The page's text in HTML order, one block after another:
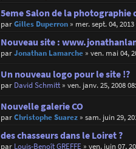
5eme Salon de la photographie
parGilles Duperron» mer. sept. 04, 2013
Nouveau site :
parJonathan Lamarche» ven. mai 04,
Un nouveau logo pour le site !?
par David Schmitt» ven. janv. 25, 2008
Nouvelle galerie CO
parChristophe Suarez» sam. juin 29,
des chasseurs dans le Loiret ?
par Louis-Benoît GREFFE» ven. juin 07,